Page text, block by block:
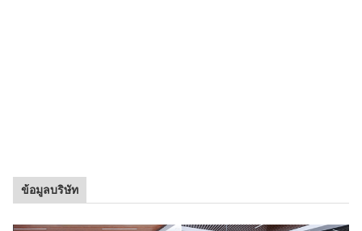
ข้อมูลบริษัท